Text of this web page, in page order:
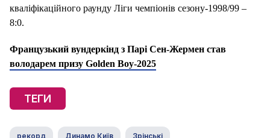
кваліфікаційного раунду Ліги чемпіонів сезону-1998/99 –
8:0.
Французький вундеркінд з Парі Сен-Жермен став
володарем призу Golden Boy-2025
ТЕГИ
рекорд Динамо Київ Зрінські